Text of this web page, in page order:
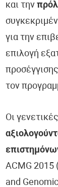
και την
για την
επιλογή
τον
Οι
ACMG 2015
and